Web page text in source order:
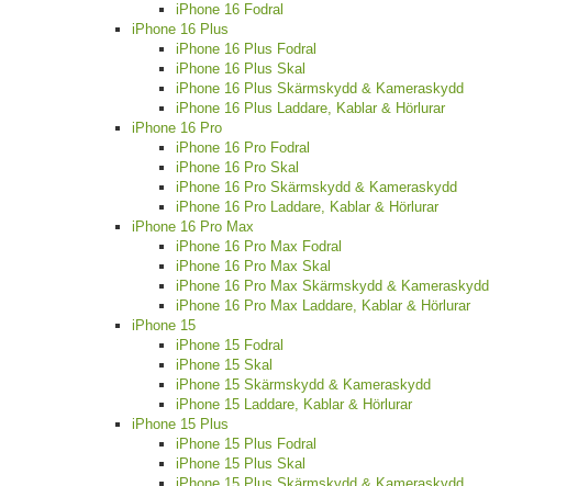
iPhone 16 Fodral
iPhone 16 Plus
iPhone 16 Plus Fodral
iPhone 16 Plus Skal
iPhone 16 Plus Skärmskydd & Kameraskydd
iPhone 16 Plus Laddare, Kablar & Hörlurar
iPhone 16 Pro
iPhone 16 Pro Fodral
iPhone 16 Pro Skal
iPhone 16 Pro Skärmskydd & Kameraskydd
iPhone 16 Pro Laddare, Kablar & Hörlurar
iPhone 16 Pro Max
iPhone 16 Pro Max Fodral
iPhone 16 Pro Max Skal
iPhone 16 Pro Max Skärmskydd & Kameraskydd
iPhone 16 Pro Max Laddare, Kablar & Hörlurar
iPhone 15
iPhone 15 Fodral
iPhone 15 Skal
iPhone 15 Skärmskydd & Kameraskydd
iPhone 15 Laddare, Kablar & Hörlurar
iPhone 15 Plus
iPhone 15 Plus Fodral
iPhone 15 Plus Skal